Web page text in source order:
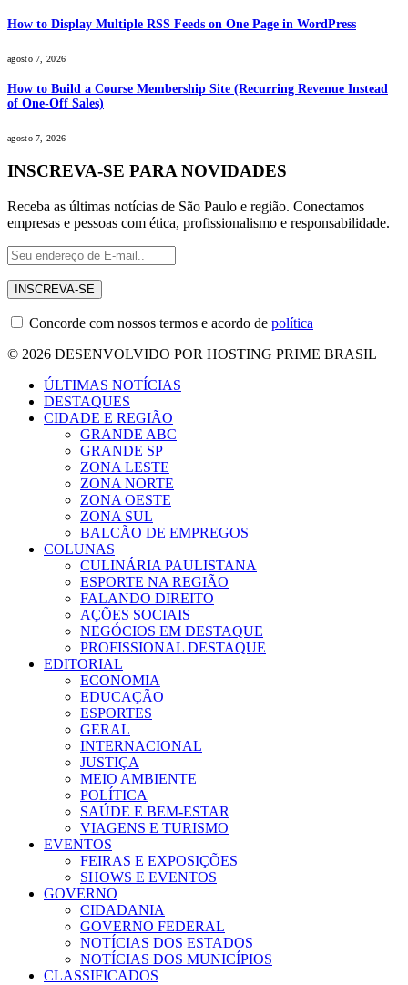
How to Display Multiple RSS Feeds on One Page in WordPress
agosto 7, 2026
How to Build a Course Membership Site (Recurring Revenue Instead
of One-Off Sales)
agosto 7, 2026
INSCREVA-SE PARA NOVIDADES
Receba as últimas notícias de São Paulo e região. Conectamos
empresas e pessoas com ética, profissionalismo e responsabilidade.
Concorde com nossos termos e acordo de política
© 2026 DESENVOLVIDO POR HOSTING PRIME BRASIL
ÚLTIMAS NOTÍCIAS
DESTAQUES
CIDADE E REGIÃO
GRANDE ABC
GRANDE SP
ZONA LESTE
ZONA NORTE
ZONA OESTE
ZONA SUL
BALCÃO DE EMPREGOS
COLUNAS
CULINÁRIA PAULISTANA
ESPORTE NA REGIÃO
FALANDO DIREITO
AÇÕES SOCIAIS
NEGÓCIOS EM DESTAQUE
PROFISSIONAL DESTAQUE
EDITORIAL
ECONOMIA
EDUCAÇÃO
ESPORTES
GERAL
INTERNACIONAL
JUSTIÇA
MEIO AMBIENTE
POLÍTICA
SAÚDE E BEM-ESTAR
VIAGENS E TURISMO
EVENTOS
FEIRAS E EXPOSIÇÕES
SHOWS E EVENTOS
GOVERNO
CIDADANIA
GOVERNO FEDERAL
NOTÍCIAS DOS ESTADOS
NOTÍCIAS DOS MUNICÍPIOS
CLASSIFICADOS